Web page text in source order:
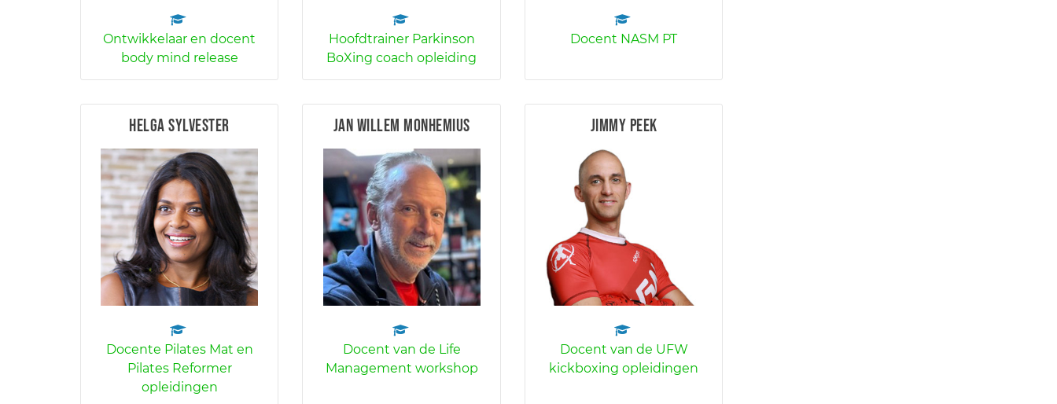
Ontwikkelaar en docent
body mind release
Hoofdtrainer Parkinson
BoXing coach opleiding
Docent NASM PT
Helga Sylvester
Docente Pilates Mat en
Pilates Reformer
opleidingen
Jan Willem Monhemius
Docent van de Life
Management workshop
Jimmy Peek
Docent van de UFW
kickboxing opleidingen